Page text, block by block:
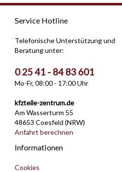
Service Hotline
Telefonische Unterstützung und
Beratung unter:
0 25 41 - 84 83 601
Mo-Fr, 08:00 - 17:00 Uhr
kfzteile-zentrum.de
Am Wasserturm 55
48653 Coesfeld (NRW)
Anfahrt berechnen
Informationen
Cookies